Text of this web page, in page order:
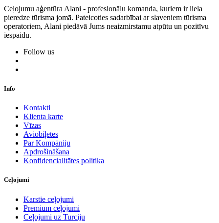
Ceļojumu aģentūra Alani - profesionāļu komanda, kuriem ir liela
pieredze tūrisma jomā. Pateicoties sadarbībai ar slaveniem tūrisma
operatoriem, Alani piedāvā Jums neaizmirstamu atpūtu un pozitīvu
iespaidu.
Follow us
Info
Kontakti
Klienta karte
Vīzas
Aviobiļetes
Par Kompāniju
Apdrošināšana
Konfidencialitātes politika
Ceļojumi
Karstie ceļojumi
Premium ceļojumi
Ceļojumi uz Turciju